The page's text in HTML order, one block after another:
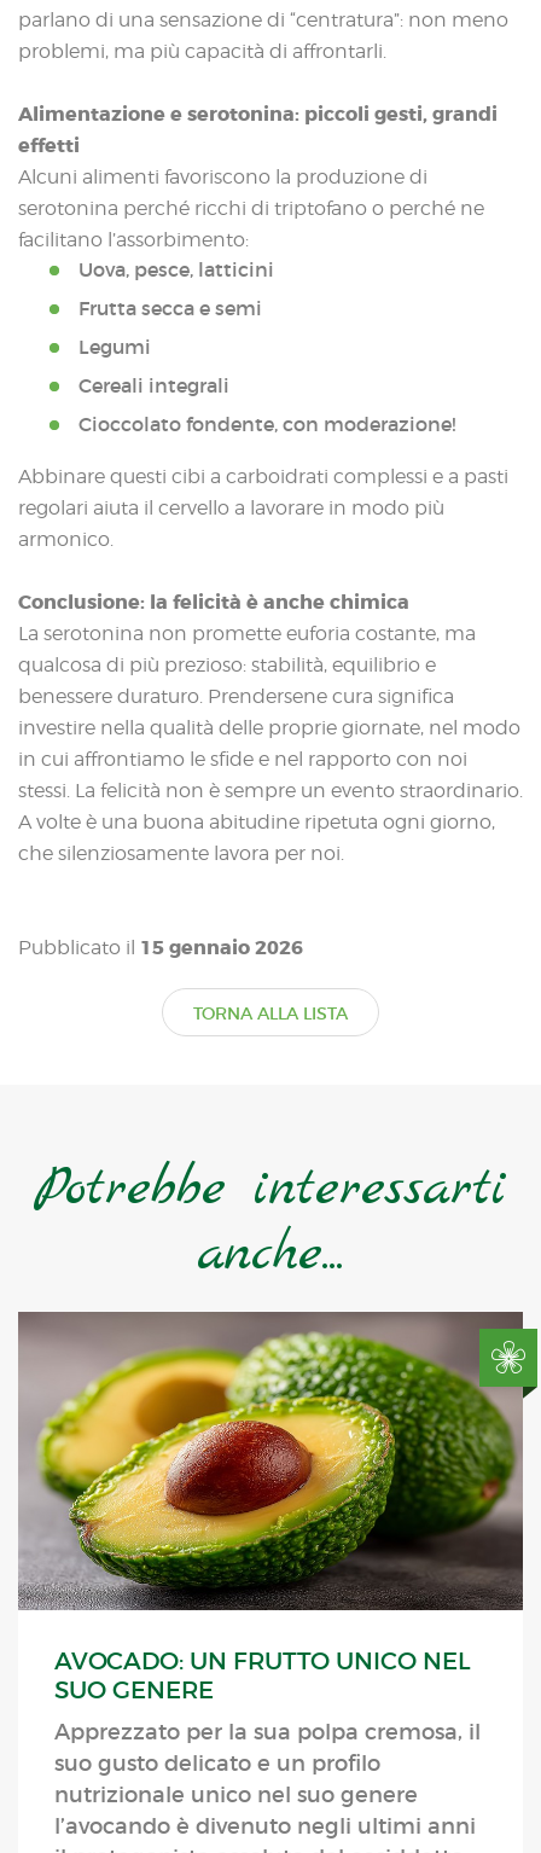
parlano di una sensazione di “centratura”: non meno
problemi, ma più capacità di affrontarli.
Alimentazione e serotonina: piccoli gesti, grandi
effetti
Alcuni alimenti favoriscono la produzione di
serotonina perché ricchi di triptofano o perché ne
facilitano l’assorbimento:
Uova, pesce, latticini
Frutta secca e semi
Legumi
Cereali integrali
Cioccolato fondente, con moderazione!
Abbinare questi cibi a carboidrati complessi e a pasti
regolari aiuta il cervello a lavorare in modo più
armonico.
Conclusione: la felicità è anche chimica
La serotonina non promette euforia costante, ma
qualcosa di più prezioso: stabilità, equilibrio e
benessere duraturo. Prendersene cura significa
investire nella qualità delle proprie giornate, nel modo
in cui affrontiamo le sfide e nel rapporto con noi
stessi. La felicità non è sempre un evento straordinario.
A volte è una buona abitudine ripetuta ogni giorno,
che silenziosamente lavora per noi.
Pubblicato il 15 gennaio 2026
TORNA ALLA LISTA
Potrebbe interessarti
anche...
AVOCADO: UN FRUTTO UNICO NEL
SUO GENERE
Apprezzato per la sua polpa cremosa, il
suo gusto delicato e un profilo
nutrizionale unico nel suo genere
l’avocando è divenuto negli ultimi anni